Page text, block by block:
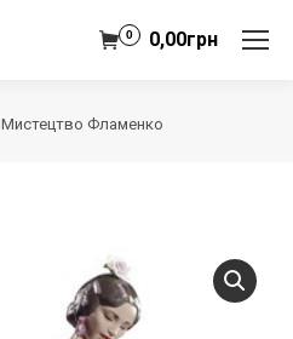
0,00грн
0
Мистецтво Фламенко